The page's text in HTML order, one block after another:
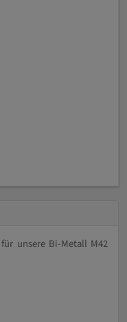
unsere Bi-Metall M42